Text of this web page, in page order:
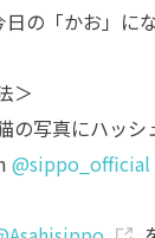
の「かお」に
＞
の写真にハッシ
@sippo_official